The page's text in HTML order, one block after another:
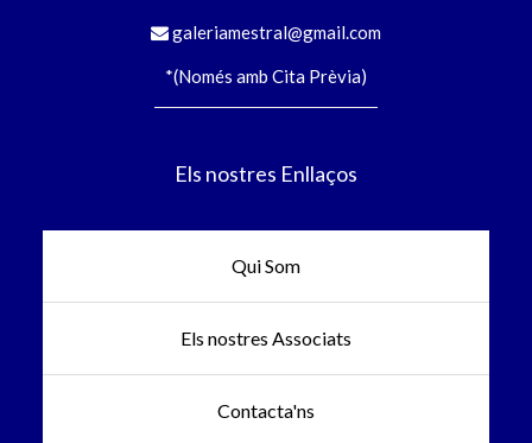
galeriamestral@gmail.com
*(Només amb Cita Prèvia)
Els nostres Enllaços
Qui Som
Els nostres Associats
Contacta'ns